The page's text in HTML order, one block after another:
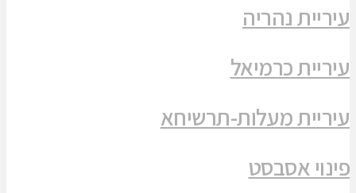
עיריית נהריה
עיריית כרמיאל
עיריית מעלות-תרשיחא
פינוי אסבסט